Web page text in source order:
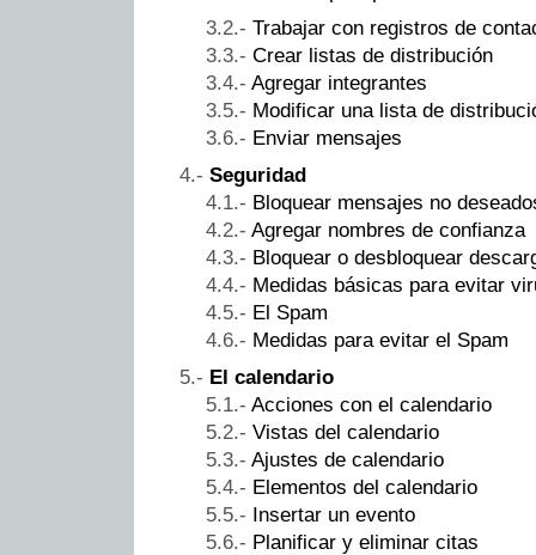
Trabajar con registros de
Crear listas de distribución
Agregar integrantes
Modificar una lista de
Enviar mensajes
Seguridad
Bloquear mensajes no
Agregar nombres de confianza
Bloquear o desbloquear
Medidas básicas para evitar
El Spam
Medidas para evitar el Spam
El calendario
Acciones con el calendario
Vistas del calendario
Ajustes de calendario
Elementos del calendario
Insertar un evento
Planificar y eliminar citas